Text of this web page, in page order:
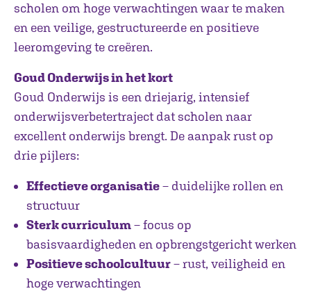
scholen om hoge verwachtingen waar te maken
en een veilige, gestructureerde en positieve
leeromgeving te creëren.
Goud Onderwijs in het kort
Goud Onderwijs is een driejarig, intensief
onderwijsverbetertraject dat scholen naar
excellent onderwijs brengt. De aanpak rust op
drie pijlers:
Effectieve organisatie– duidelijke rollen en
structuur
Sterk curriculum– focus op
basisvaardigheden en opbrengstgericht werken
Positieve schoolcultuur– rust, veiligheid en
hoge verwachtingen